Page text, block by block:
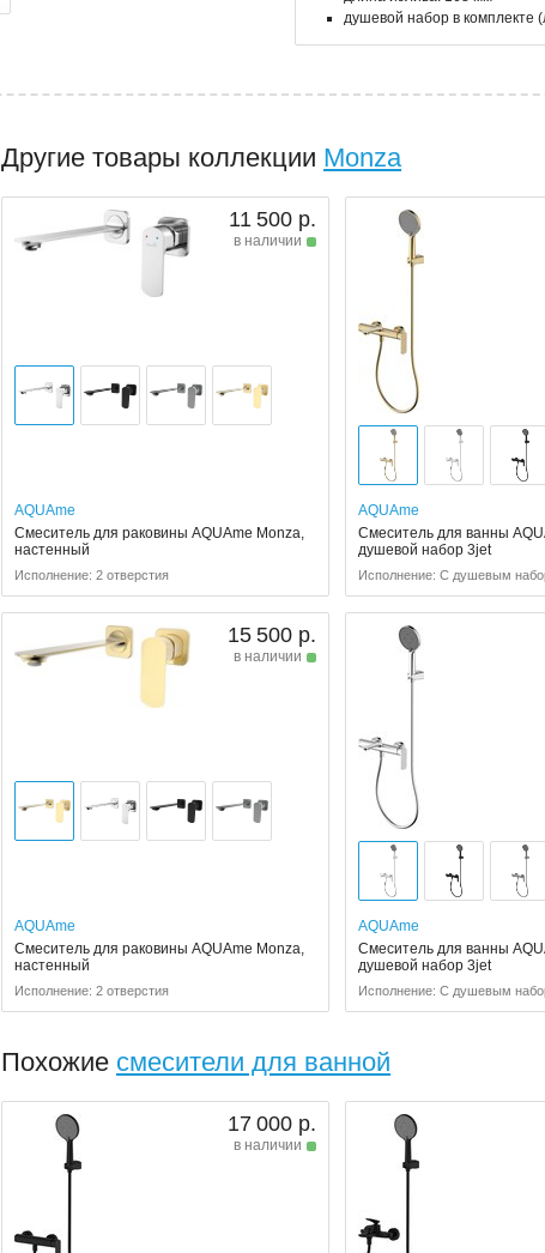
душевой набор в комплекте
Другие товары коллекции Monza
11 500 р.
в наличии
AQUAme
Смеситель для раковины AQUAme Monza,
настенный
Исполнение: 2 отверстия
AQUAme
Смеситель для ванны
душевой набор 3jet
Исполнение: С душевым
15 500 р.
в наличии
AQUAme
Смеситель для раковины AQUAme Monza,
настенный
Исполнение: 2 отверстия
AQUAme
Смеситель для ванны
душевой набор 3jet
Исполнение: С душевым
Похожие смесители для ванной
17 000 р.
в наличии